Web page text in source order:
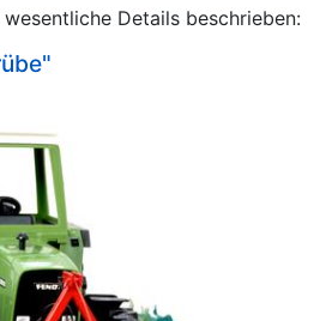
Details beschrieben: